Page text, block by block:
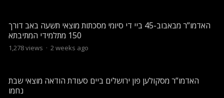
האדמו”ר מבאבוב-45 ביי די סיומי מסכתות מוצאי תשעה באב דורך
150 מתלמידי המתיבתא
1,278views · 2 weeks ago
האדמו”ר מסקולען פון ירושלים ביים סעודת הודאה מוצאי שבת
נחמו